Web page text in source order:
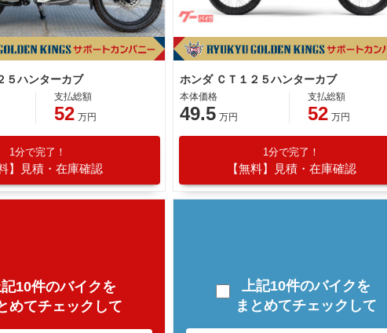
５ハンターカブ
支払総額
52 万円
1分で完了！
】見積・在庫確認
ホンダ ＣＴ１２５ハンターカブ
本体価格
49.5 万円
支払総額
52 万円
1分で完了！
【無料】見積・在庫確認
10件のバイクを
めてチェックして
上記10件のバイクを
まとめてチェックして